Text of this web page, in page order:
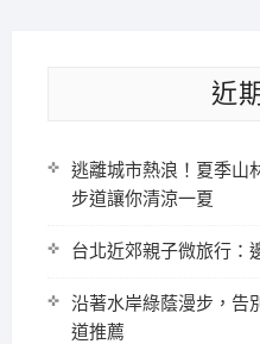
近
逃離城市熱浪！夏季山
步道讓你清涼一夏
台北近郊親子微旅行：
沿著水岸綠蔭漫步，告
道推薦